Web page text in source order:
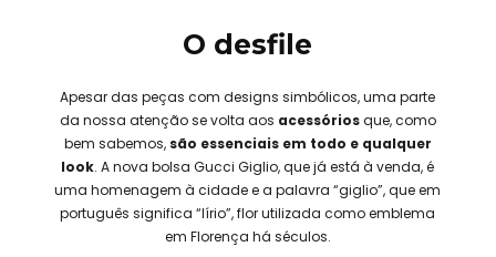
O desfile
Apesar das peças com designs simbólicos, uma parte
da nossa atenção se volta aos acessóriosque, como
bem sabemos,são essenciais em todo e qualquer
look. A nova bolsa Gucci Giglio, que já está à venda, é
uma homenagem à cidade e a palavra “giglio”, que em
português significa “lírio”, flor utilizada como emblema
em Florença há séculos.